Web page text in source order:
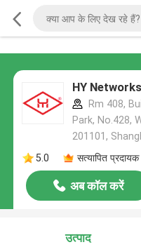
HY
Rm 408,
Park, No.428,
201101,
5.0
सत्यापित प्रदायक
अब कॉल करें
उत्पाद